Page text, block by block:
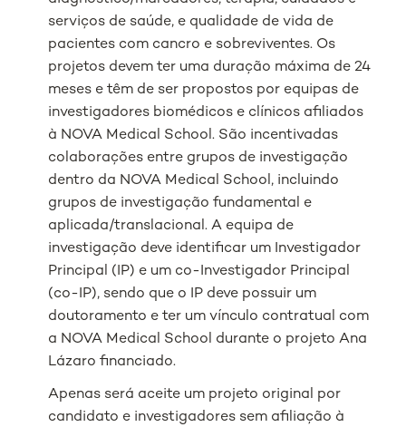
serviços de saúde, e qualidade de vida de
pacientes com cancro e sobreviventes. Os
projetos devem ter uma duração máxima de 24
meses e têm de ser propostos por equipas de
investigadores biomédicos e clínicos afiliados
à NOVA Medical School. São incentivadas
colaborações entre grupos de investigação
dentro da NOVA Medical School, incluindo
grupos de investigação fundamental e
aplicada/translacional. A equipa de
investigação deve identificar um Investigador
Principal (IP) e um co-Investigador Principal
(co-IP), sendo que o IP deve possuir um
doutoramento e ter um vínculo contratual com
a NOVA Medical School durante o projeto Ana
Lázaro financiado.
Apenas será aceite um projeto original por
candidato e investigadores sem afiliação à